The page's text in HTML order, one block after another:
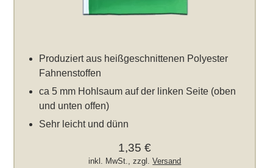
Produziert aus heißgeschnittenen Polyester
Fahnenstoffen
ca 5 mm Hohlsaum auf der linken Seite (oben
und unten offen)
Sehr leicht und dünn
1,35 €
inkl. MwSt., zzgl.Versand